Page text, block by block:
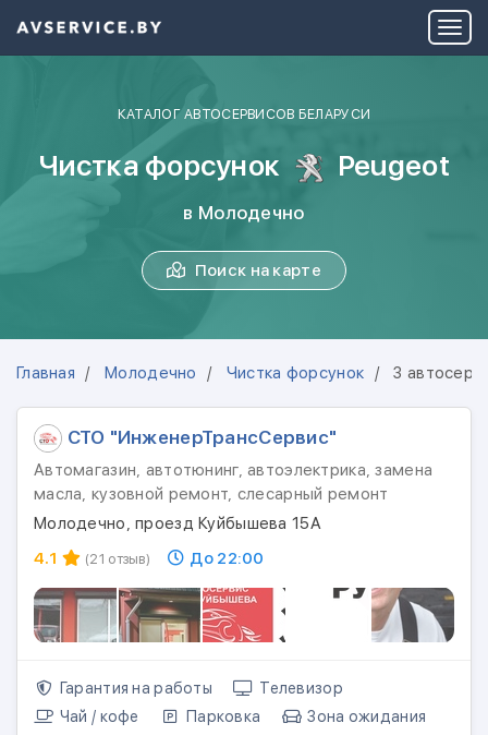
КАТАЛОГ АВТОСЕРВИСОВ БЕЛАРУСИ
Чистка форсунок Peugeot
в Молодечно
Поиск на карте
Главная Молодечно Чистка форсунок 3
СТО "ИнженерТрансСервис"
Автомагазин, автотюнинг, автоэлектрика, замена
масла, кузовной ремонт, слесарный ремонт
Молодечно, проезд Куйбышева 15А
4.1
(21 отзыв) До 22:00
Гарантия на работы
Телевизор
Чай / кофе
Парковка
Зона ожидания